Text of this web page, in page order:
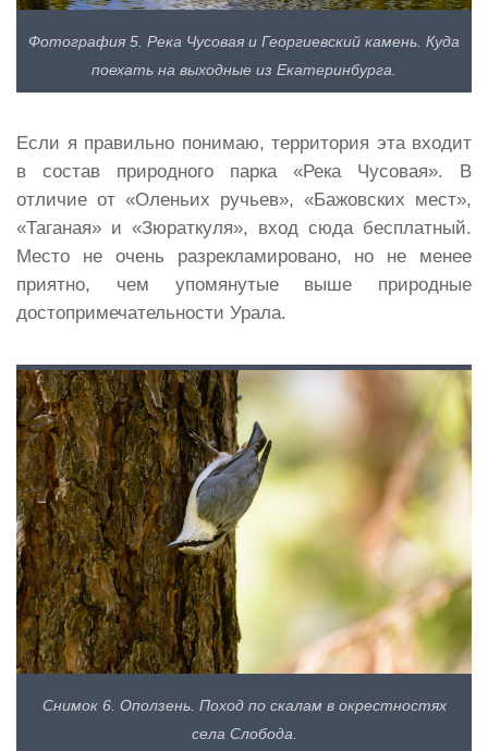
Фотография 5. Река Чусовая и Георгиевский камень. Куда
поехать на выходные из Екатеринбурга.
Если я правильно понимаю, территория эта входит
в состав природного парка «Река Чусовая». В
отличие от «Оленьих ручьев», «Бажовских мест»,
«Таганая» и «Зюраткуля», вход сюда бесплатный.
Место не очень разрекламировано, но не менее
приятно, чем упомянутые выше природные
достопримечательности Урала.
Снимок 6. Оползень. Поход по скалам в окрестностях
села Слобода.